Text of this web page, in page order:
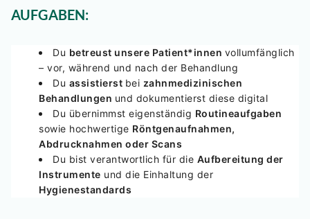
AUFGABEN:
Du betreust unsere Patient*innen vollumfänglich
– vor, während und nach der Behandlung
Du assistierst bei zahnmedizinischen
Behandlungen und dokumentierst diese digital
Du übernimmst eigenständig Routineaufgaben
sowie hochwertige Röntgenaufnahmen,
Abdrucknahmen oder Scans
Du bist verantwortlich für die Aufbereitung der
Instrumente und die Einhaltung der
Hygienestandards